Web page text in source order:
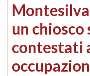
un chiosco
contestati